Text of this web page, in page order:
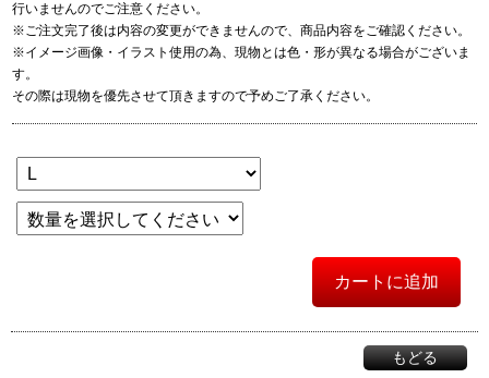
行いませんのでご注意ください。
※ご注文完了後は内容の変更ができませんので、商品内容をご確認ください。
※イメージ画像・イラスト使用の為、現物とは色・形が異なる場合がございま
す。
その際は現物を優先させて頂きますので予めご了承ください。
カートに追加
もどる